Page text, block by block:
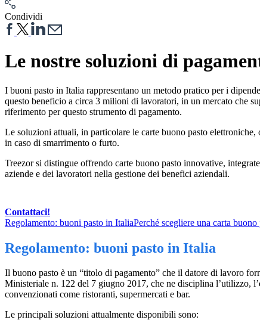
Condividi
Le nostre soluzioni di
I buoni pasto in Italia rappresentano un metodo pratico per i
questo beneficio a circa 3 milioni di lavoratori, in un mercato che
riferimento per questo strumento di pagamento.
Le soluzioni attuali, in particolare le carte buono pasto
in caso di smarrimento o furto.
Treezor si distingue offrendo carte buono pasto innovative,
aziende e dei lavoratori nella gestione dei benefici aziendali.
Contattaci!
Regolamento: buoni pasto in ItaliaPerché scegliere una carta
Regolamento: buoni pasto in Italia
Il buono pasto è un “titolo di pagamento” che il datore di lavoro
Ministeriale n. 122 del 7 giugno 2017, che ne disciplina l’utilizzo,
convenzionati come ristoranti, supermercati e bar.
Le principali soluzioni attualmente disponibili sono: